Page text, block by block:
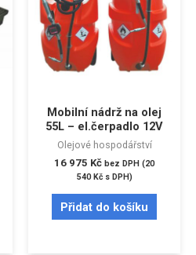
Mobilní nádrž na olej
55L – el.čerpadlo 12V
Olejové hospodářství
16 975 Kč bez DPH (20
540 Kčs DPH)
Přidat do košíku